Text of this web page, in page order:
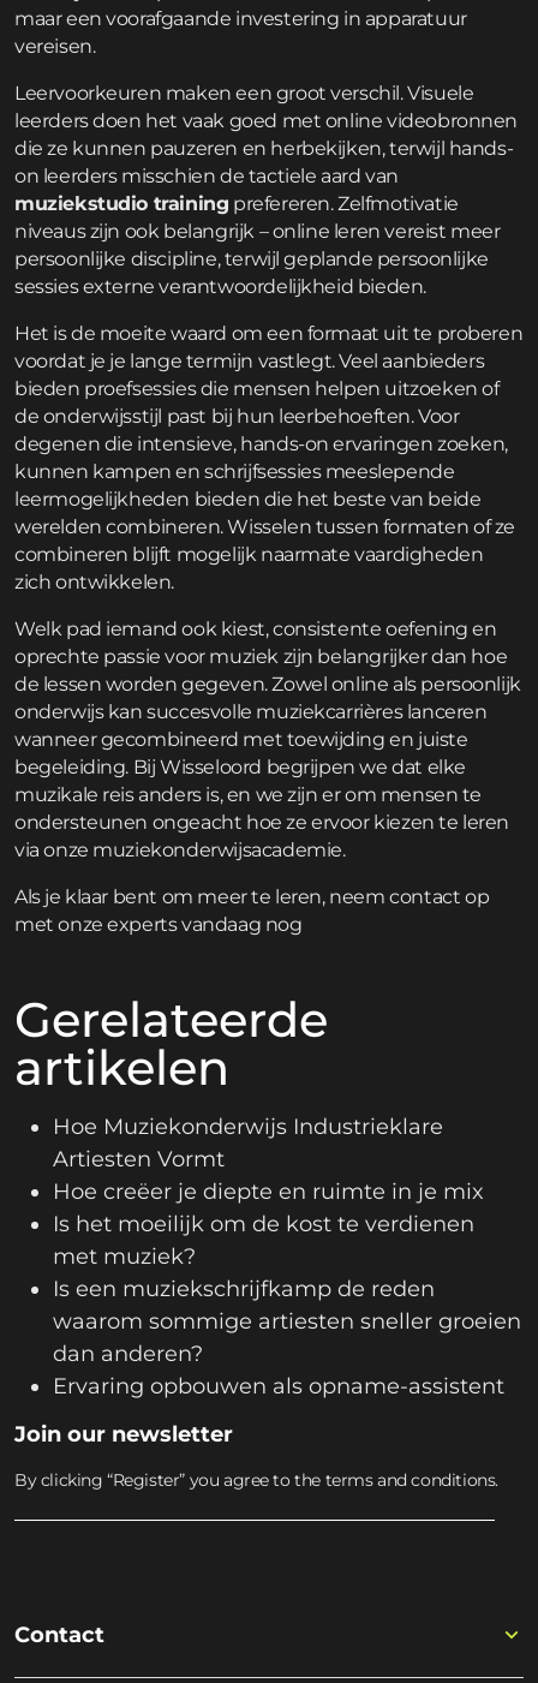
maar een voorafgaande investering in apparatuur
vereisen.
Leervoorkeuren maken een groot verschil. Visuele
leerders doen het vaak goed met online videobronnen
die ze kunnen pauzeren en herbekijken, terwijl hands-
on leerders misschien de tactiele aard van
muziekstudio training prefereren. Zelfmotivatie
niveaus zijn ook belangrijk – online leren vereist meer
persoonlijke discipline, terwijl geplande persoonlijke
sessies externe verantwoordelijkheid bieden.
Het is de moeite waard om een formaat uit te proberen
voordat je je lange termijn vastlegt. Veel aanbieders
bieden proefsessies die mensen helpen uitzoeken of
de onderwijsstijl past bij hun leerbehoeften. Voor
degenen die intensieve, hands-on ervaringen zoeken,
kunnen kampen en schrijfsessiesmeeslepende
leermogelijkheden bieden die het beste van beide
werelden combineren. Wisselen tussen formaten of ze
combineren blijft mogelijk naarmate vaardigheden
zich ontwikkelen.
Welk pad iemand ook kiest, consistente oefening en
oprechte passie voor muziek zijn belangrijker dan hoe
de lessen worden gegeven. Zowel online als persoonlijk
onderwijs kan succesvolle muziekcarrières lanceren
wanneer gecombineerd met toewijding en juiste
begeleiding. Bij Wisseloord begrijpen we dat elke
muzikale reis anders is, en we zijn er om mensen te
ondersteunen ongeacht hoe ze ervoor kiezen te leren
via onze muziekonderwijsacademie.
Als je klaar bent om meer te leren, neem contact op
met onze experts vandaag nog
Gerelateerde
artikelen
Hoe Muziekonderwijs Industrieklare
Artiesten Vormt
Hoe creëer je diepte en ruimte in je mix
Is het moeilijk om de kost te verdienen
met muziek?
Is een muziekschrijfkamp de reden
waarom sommige artiesten sneller groeien
dan anderen?
Ervaring opbouwen als opname-assistent
Join our newsletter
By clicking “Register” you agree to the terms and conditions.
Contact